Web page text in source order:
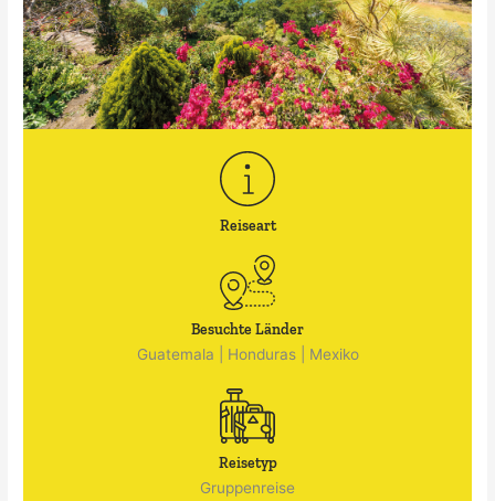
Reiseart
Besuchte Länder
Guatemala Honduras| Mexiko
Reisetyp
Gruppenreise